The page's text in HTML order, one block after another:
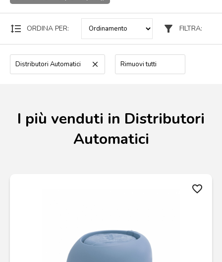
format_line_spacing ORDINA PER: filter_alt FILTRA:
Distributori Automatici clear Rimuovi tutti
I più venduti in Distributori
Automatici
favorite_border